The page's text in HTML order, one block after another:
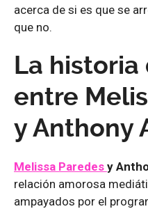
acerca de si es que se
que no.
La historia
entre
y Anthony
Melissa Paredes y
relación amorosa
ampayados por el